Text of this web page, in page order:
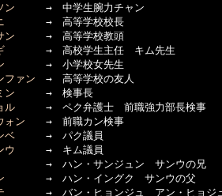
ン →　中学生腕力チャン
→　高等学校校長
ン →　高等学校教頭
→　高校学生主任　キム先生
→　小学校女先生
ファン →　高等学校の友人
ン →　検事長
ル →　ペク弁護士　前職強力部長検事
ォン →　前職カン検事
ベ →　パク議員
ウ
→　キム議員
　　　→　ハン・サンジュン　サンウの兄
→　ハン・イングク　サンウの父
→　バン・ヒョンジュ　アン・ヒョジ